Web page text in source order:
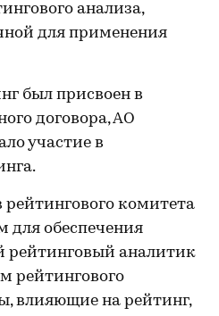
анализа,
для применения
был присвоен в
договора, АО
участие в
комитета
для обеспечения
рейтинговый аналитик
рейтингового
влияющие на рейтинг,